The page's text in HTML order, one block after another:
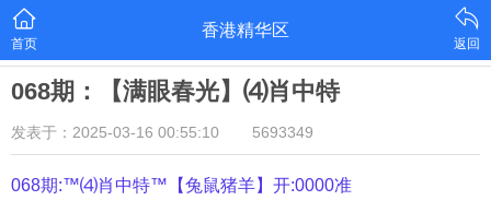
首页
香港精华区
返回
068期：【满眼春光】⑷肖中特
发表于：2025-03-16 00:55:10 5693349
068期:™⑷肖中特™【兔鼠猪羊】开:0000准